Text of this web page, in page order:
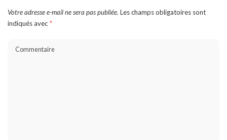
Votre adresse e-mail ne sera pas publiée. Les champs obligatoires sont
indiqués avec *